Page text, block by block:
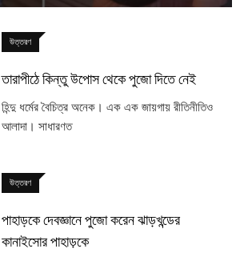
উত্তরণ
তারাপীঠে কিন্তু উপোস থেকে পুজো দিতে নেই
হিন্দু ধর্মের বৈচিত্র অনেক। এক এক জায়গায় রীতিনীতিও
আলাদা। সাধারণত
উত্তরণ
পাহাড়কে দেবজ্ঞানে পুজো করেন ঝাড়খন্ডের
কানাইসোর পাহাড়কে